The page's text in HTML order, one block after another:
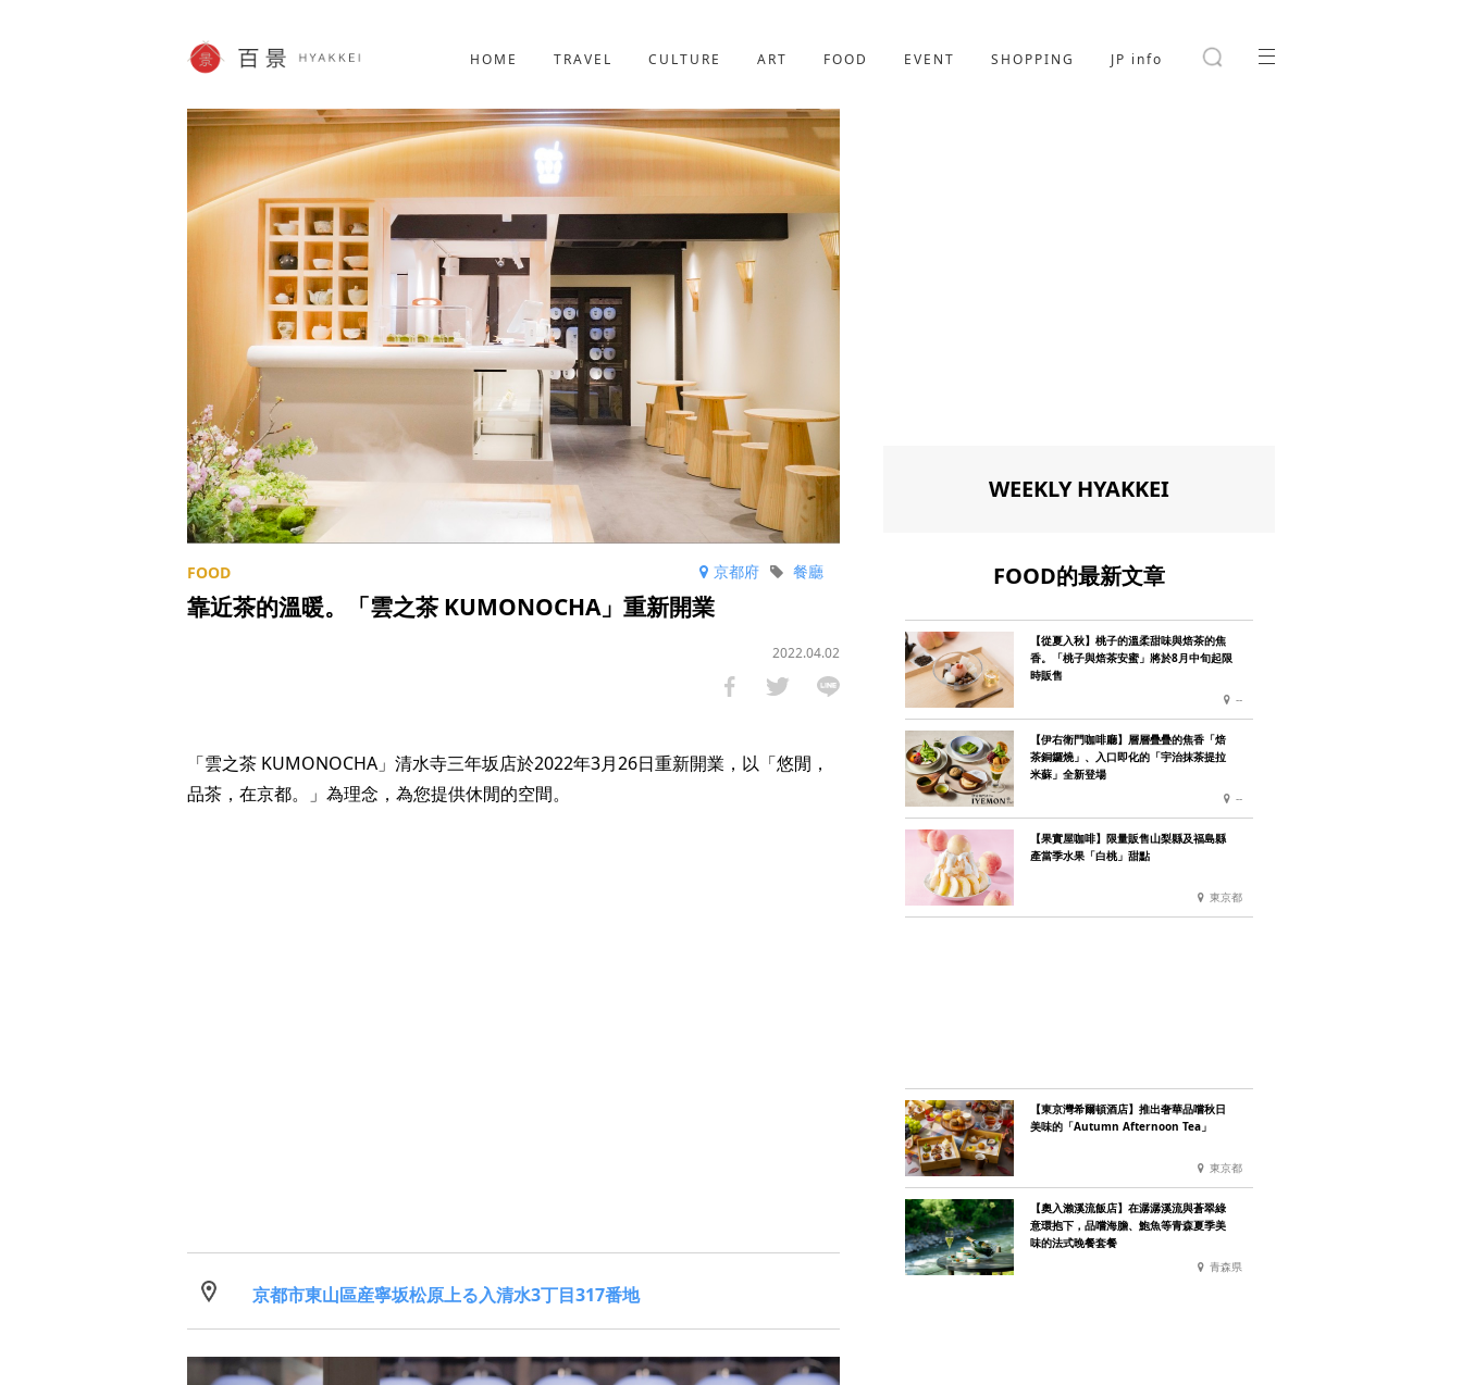
HOME TRAVEL CULTURE ART FOOD EVENT SHOPPING JP info
SHOPPING
JP info
京都府 餐廳
靠近茶的溫暖。「雲之茶 KUMONOCHA」重新開業
2022.04.02
「雲之茶 KUMONOCHA」清水寺三年坂店於2022年3月26日重新開業，以「悠閒，
品茶，在京都。」為理念，為您提供休閒的空間。
京都市東山區産寧坂松原上る入清水3丁目317番地
WEEKLY HYAKKEI
FOOD的最新文章
【從夏入秋】桃子的溫柔甜味與焙茶的焦
香。「桃子與焙茶安蜜」將於8月中旬起限
時販售
--
【伊右衛門咖啡廳】層層疊疊的焦香「焙
茶銅鑼燒」、入口即化的「宇治抹茶提拉
米蘇」全新登場
--
【果實屋咖啡】限量販售山梨縣及福島縣
產當季水果「白桃」甜點
東京都
【東京灣希爾頓酒店】推出奢華品嚐秋日
美味的「Autumn Afternoon Tea」
東京都
【奧入瀨溪流飯店】在潺潺溪流與蒼翠綠
意環抱下，品嚐海膽、鮑魚等青森夏季美
味的法式晚餐套餐
青森県